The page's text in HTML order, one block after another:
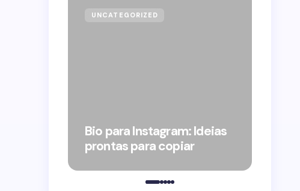
UNCATEGORIZED
Bio para Instagram: Ideias
prontas para copiar